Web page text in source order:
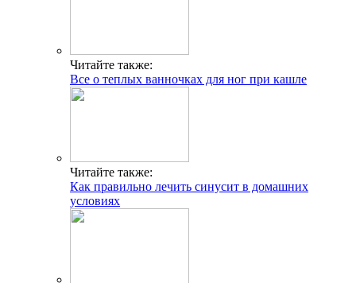
Читайте также:
Все о теплых ванночках для ног при кашле
Читайте также:
Как правильно лечить синусит в домашних
условиях